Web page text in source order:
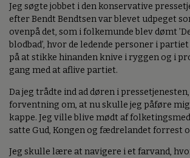
Jeg søgte jobbet i den konservative
efter Bendt Bendtsen var blevet udpeget
ovenpå det, som i folkemunde blev dømt
blodbad’, hvor de ledende personer i
på at stikke hinanden knive i ryggen og i
gang med at aflive partiet.
Da jeg trådte ind ad døren i
forventning om, at nu skulle jeg påføre
kappe. Jeg ville blive mødt af
satte Gud, Kongen og fædrelandet forrest
Jeg skulle lære at navigere i et farvand,